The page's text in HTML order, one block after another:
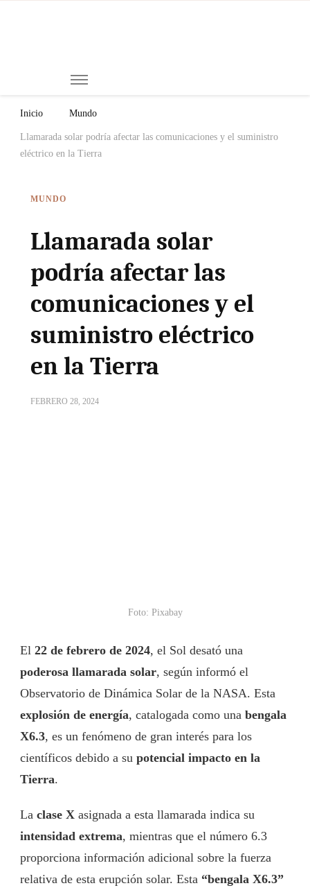
Inicio Mundo
Llamarada solar podría afectar las comunicaciones y el suministro
eléctrico en la Tierra
MUNDO
Llamarada solar
podría afectar las
comunicaciones y el
suministro eléctrico
en la Tierra
FEBRERO 28, 2024
Foto: Pixabay
El 22 de febrero de 2024, el Sol desató una
poderosa llamarada solar, según informó el
Observatorio de Dinámica Solar de la NASA. Esta
explosión de energía, catalogada como una bengala
X6.3, es un fenómeno de gran interés para los
científicos debido a su potencial impacto en la
Tierra.
La clase X asignada a esta llamarada indica su
intensidad extrema, mientras que el número 6.3
proporciona información adicional sobre la fuerza
relativa de esta erupción solar. Esta “bengala X6.3”